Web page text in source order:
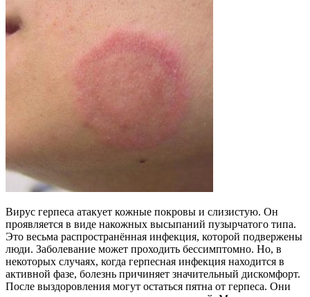
Вирус герпеса атакует кожные покровы и слизистую. Он
проявляется в виде накожных высыпаний пузырчатого типа.
Это весьма распространённая инфекция, которой подвержены
люди. Заболевание может проходить бессимптомно. Но, в
некоторых случаях, когда герпесная инфекция находится в
активной фазе, болезнь причиняет значительный дискомфорт.
После выздоровления могут остаться пятна от герпеса. Они